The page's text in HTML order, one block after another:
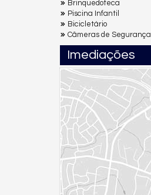
Brinquedoteca
Piscina Infantil
Bicicletário
Câmeras de Segurança
Imediações